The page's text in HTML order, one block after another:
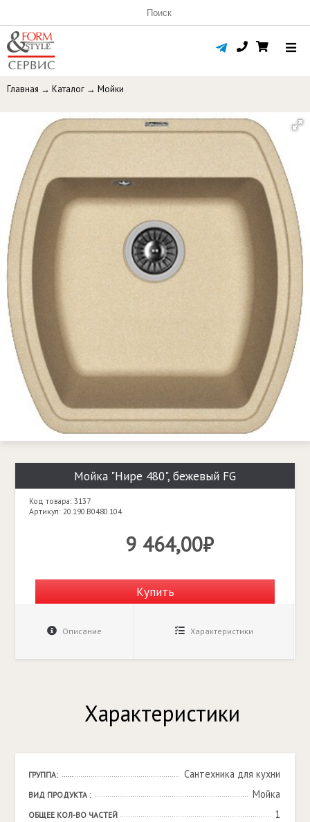
Главная → Каталог → Мойки
Мойка "Нире 480", бежевый FG
Код товара: 3137
Артикул: 20.190.B0480.104
9 464,00₽
Купить
Описание Характеристики
Характеристики
ГРУППА: Сантехника для кухни
ВИД ПРОДУКТА : Мойка
ОБЩЕЕ КОЛ-ВО ЧАСТЕЙ
1